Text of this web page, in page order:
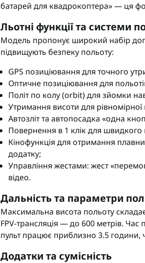
батарей для квадрокоптера» — ця
Льотні функції та системи
Модель пропонує широкий набір
підвищують безпеку польоту:
GPS позиціювання для точного
Оптичне позиціювання для
Політ по колу (orbit) для зйомки
Утримання висоти для
Автозліт та автопосадка «одна
Повернення в 1 клік для
Кінофункція для отримання
додатку;
Управління жестами: жест
відео.
Дальність та параметри
Максимальна висота польоту
FPV-трансляція — до 600 метрів.
пульт працює приблизно 3.5
Додатки та сумісність